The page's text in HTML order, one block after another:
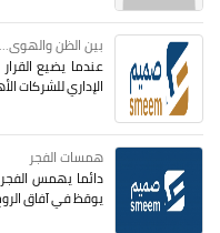
بين الظن
عندما يضيع
الإداري للشركات
همسات الفجر
دائما يهمس
يوقظ في آفاق